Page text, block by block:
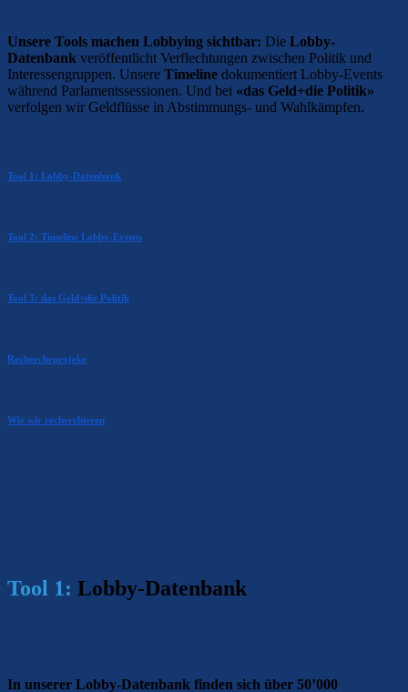
Unsere Tools machen Lobbying sichtbar: Die Lobby-
Datenbank veröffentlicht Verflechtungen zwischen Politik und
Interessengruppen. Unsere Timeline dokumentiert Lobby-Events
während Parlamentssessionen. Und bei «das Geld+die Politik»
verfolgen wir Geldflüsse in Abstimmungs- und Wahlkämpfen.
Tool 1: Lobby-Datenbank
Tool 2: Timeline Lobby-Events
Tool 3: das Geld+die Politik
Rechercheprojeke
Wie wir recherchieren
Tool 1: Lobby-Datenbank
In unserer Lobby-Datenbank finden sich über 50’000